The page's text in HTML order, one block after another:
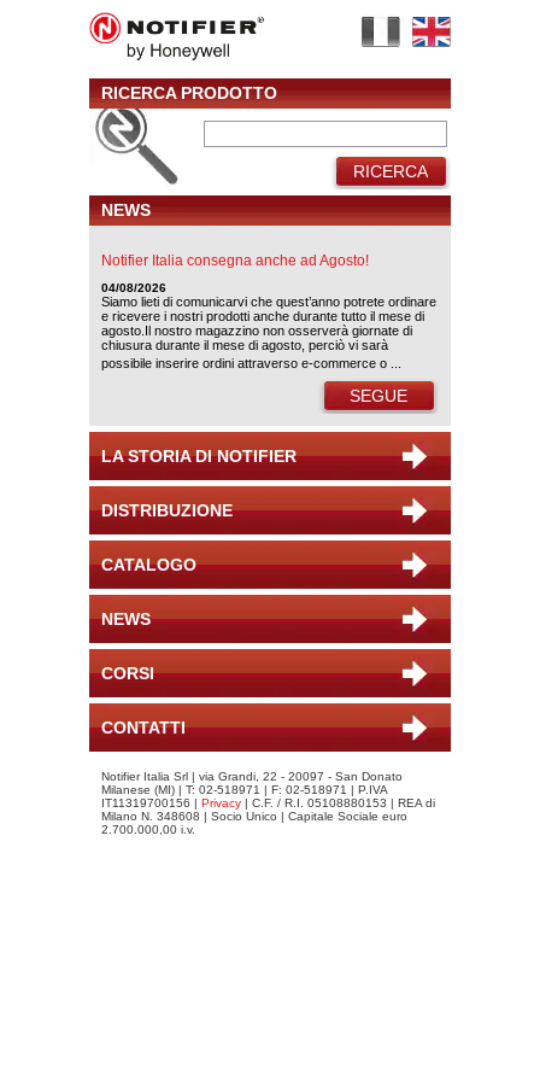
RICERCA PRODOTTO
RICERCA
NEWS
Notifier Italia consegna anche ad Agosto!
04/08/2026
Siamo lieti di comunicarvi che quest’anno potrete ordinare
e ricevere i nostri prodotti anche durante tutto il mese di
agosto.Il nostro magazzino non osserverà giornate di
chiusura durante il mese di agosto, perciò vi sarà
possibile inserire ordini attraverso e-commerce o ...
SEGUE
LA STORIA DI NOTIFIER
DISTRIBUZIONE
CATALOGO
NEWS
CORSI
CONTATTI
Notifier Italia Srl | via Grandi, 22 - 20097 - San Donato
Milanese (MI) | T: 02-518971 | F: 02-518971 | P.IVA
IT11319700156 | Privacy | C.F. / R.I. 05108880153 | REA di
Milano N. 348608 | Socio Unico | Capitale Sociale euro
2.700.000,00 i.v.